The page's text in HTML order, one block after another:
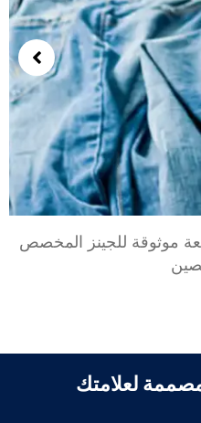
موثوقة للجينز المخصص
لعلامتك